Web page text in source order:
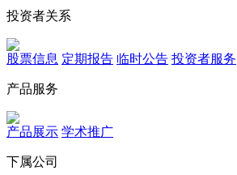
投资者关系
股票信息 定期报告 临时公告 投资者服务
产品服务
产品展示 学术推广
下属公司